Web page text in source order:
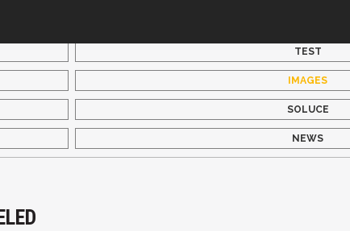
TEST
IMAGES
SOLUCE
NEWS